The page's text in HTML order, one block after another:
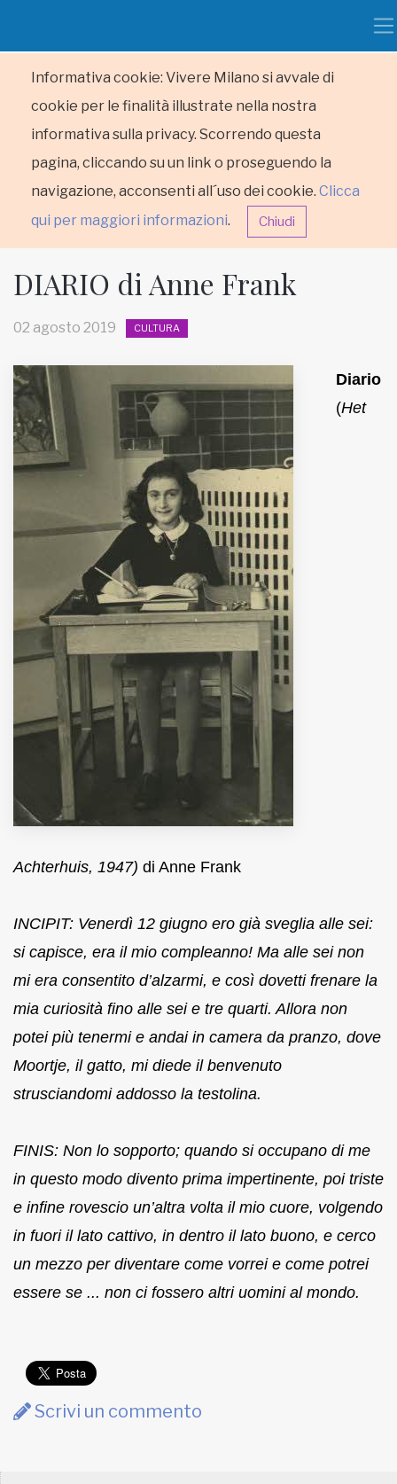
Informativa cookie: Vivere Milano si avvale di
cookie per le finalità illustrate nella nostra
informativa sulla privacy. Scorrendo questa
pagina, cliccando su un link o proseguendo la
navigazione, acconsenti all´uso dei cookie. Clicca
qui per maggiori informazioni. Chiudi
RUBRICHE
MUNICIPI
Inviateci le vostre segnalazioni
Iscriviti alla newsletter
www.viveremilano.info
Fondato e diretto da Enzo De
Bernardis
EDB edizioni - Via Brivio angolo C.
Imbonati, 89 20159 Milano (Italia)
Informativa sulla privacy
DIARIO di Anne Frank
02 agosto 2019 CULTURA
Diario
(Het
Achterhuis, 1947) di Anne Frank
INCIPIT: Venerdì 12 giugno ero già sveglia alle sei:
si capisce, era il mio compleanno! Ma alle sei non
mi era consentito d’alzarmi, e così dovetti frenare la
mia curiosità fino alle sei e tre quarti. Allora non
potei più tenermi e andai in camera da pranzo, dove
Moortje, il gatto, mi diede il benvenuto
strusciandomi addosso la testolina.
FINIS: Non lo sopporto; quando si occupano di me
in questo modo divento prima impertinente, poi triste
e infine rovescio un’altra volta il mio cuore, volgendo
in fuori il lato cattivo, in dentro il lato buono, e cerco
un mezzo per diventare come vorrei e come potrei
essere se ... non ci fossero altri uomini al mondo.
Scrivi un commento